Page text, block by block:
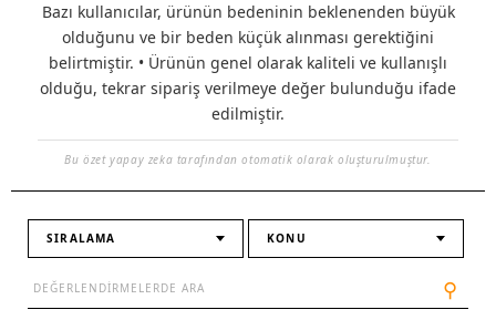
Bazı kullanıcılar, ürünün bedeninin beklenenden büyük
olduğunu ve bir beden küçük alınması gerektiğini
belirtmiştir. • Ürünün genel olarak kaliteli ve kullanışlı
olduğu, tekrar sipariş verilmeye değer bulunduğu ifade
edilmiştir.
Bu özet yapay zeka tarafından otomatik olarak oluşturulmuştur.
SIRALAMA KONU
⚲